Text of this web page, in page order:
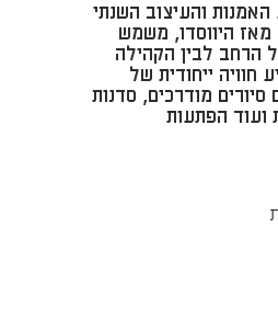
האמנות והעיצוב השנתי
מאז היווסדו, משמש
הרחב לבין הקהילה
חוויה ייחודית של
מודרכים, סדנות
ועוד הפתעות